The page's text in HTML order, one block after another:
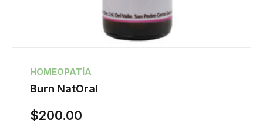
HOMEOPATÍA
Burn NatOral
$200.00